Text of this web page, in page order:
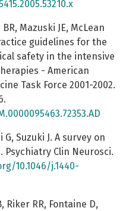
Mazuski JE, McLean
guidelines for the
safety in the intensive
- American
Task Force 2001-2002.
G, Suzuki J. A survey on
Clin Neurosci.
10.1046/j.1440-
Riker RR, Fontaine D,